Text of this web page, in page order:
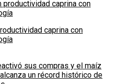
caprina con